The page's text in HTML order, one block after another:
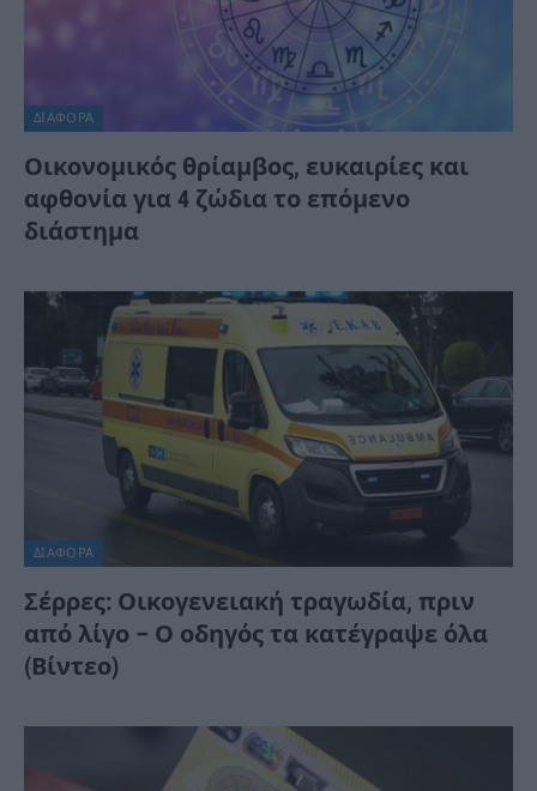
ΔΙΆΦΟΡΑ
Οικονομικός θρίαμβος, ευκαιρίες και
αφθονία για 4 ζώδια το επόμενο
διάστημα
ΔΙΆΦΟΡΑ
Σέρρες: Οικογενειακή τραγωδία, πριν
από λίγο – Ο οδηγός τα κατέγραψε όλα
(Βίντεο)